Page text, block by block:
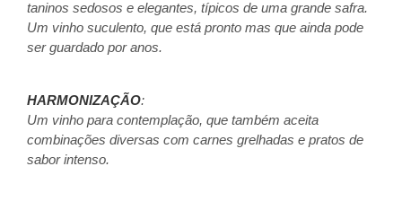
taninos sedosos e elegantes, típicos de uma grande safra.
Um vinho suculento, que está pronto mas que ainda pode
ser guardado por anos.
HARMONIZAÇÃO:
Um vinho para contemplação, que também aceita
combinações diversas com carnes grelhadas e pratos de
sabor intenso.